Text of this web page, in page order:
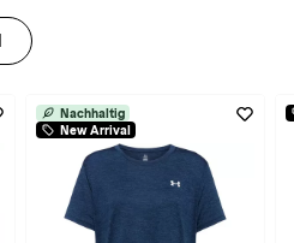
Nachhaltig
New Arrival